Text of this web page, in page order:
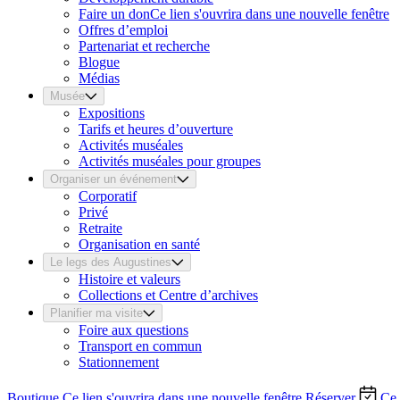
Faire un donCe lien s'ouvrira dans une nouvelle fenêtre
Offres d’emploi
Partenariat et recherche
Blogue
Médias
Musée
Expositions
Tarifs et heures d’ouverture
Activités muséales
Activités muséales pour groupes
Organiser un événement
Corporatif
Privé
Retraite
Organisation en santé
Le legs des Augustines
Histoire et valeurs
Collections et Centre d’archives
Planifier ma visite
Foire aux questions
Transport en commun
Stationnement